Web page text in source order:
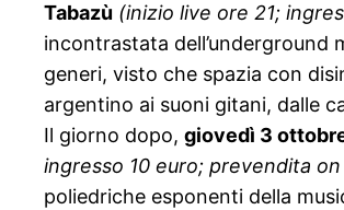
Tabazù (inizio live ore 21;
incontrastata
generi, visto che spazia con
argentino ai suoni gitani, dalle
Il giorno dopo, giovedì 3
ingresso 10 euro; prevendita
poliedriche esponenti della